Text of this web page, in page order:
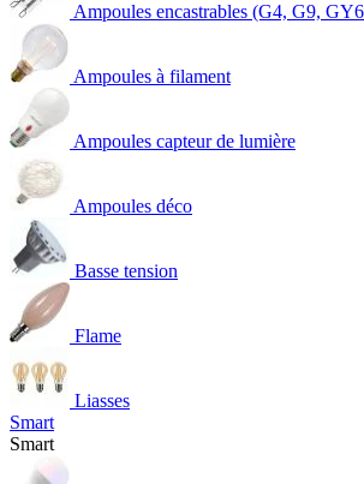
Ampoules encastrables (G4, G9,
Ampoules à filament
Ampoules capteur de lumière
Ampoules déco
Basse tension
Flame
Liasses
Smart
Smart